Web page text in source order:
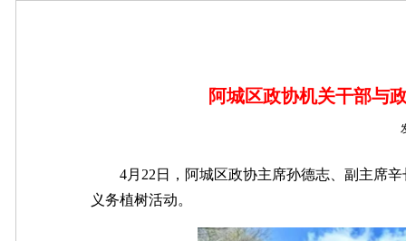
阿城区政协机关干部与
4月22日，阿城区政协主席孙德志、副主席辛
义务植树活动。